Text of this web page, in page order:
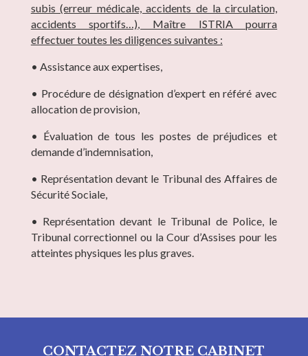
subis (erreur médicale, accidents de la circulation,
accidents sportifs…), Maître ISTRIA pourra
effectuer toutes les diligences suivantes :
• Assistance aux expertises,
• Procédure de désignation d’expert en référé avec
allocation de provision,
• Évaluation de tous les postes de préjudices et
demande d’indemnisation,
• Représentation devant le Tribunal des Affaires de
Sécurité Sociale,
• Représentation devant le Tribunal de Police, le
Tribunal correctionnel ou la Cour d’Assises pour les
atteintes physiques les plus graves.
CONTACTEZ NOTRE CABINET